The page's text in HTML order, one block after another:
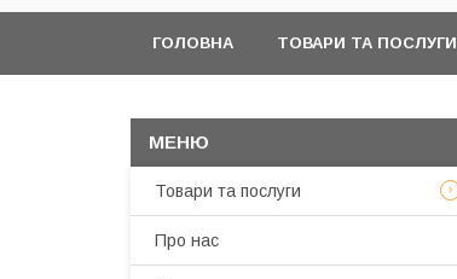
ГОЛОВНА ТОВАРИ ТА ПОСЛУГИ
Товари та послуги
Про нас